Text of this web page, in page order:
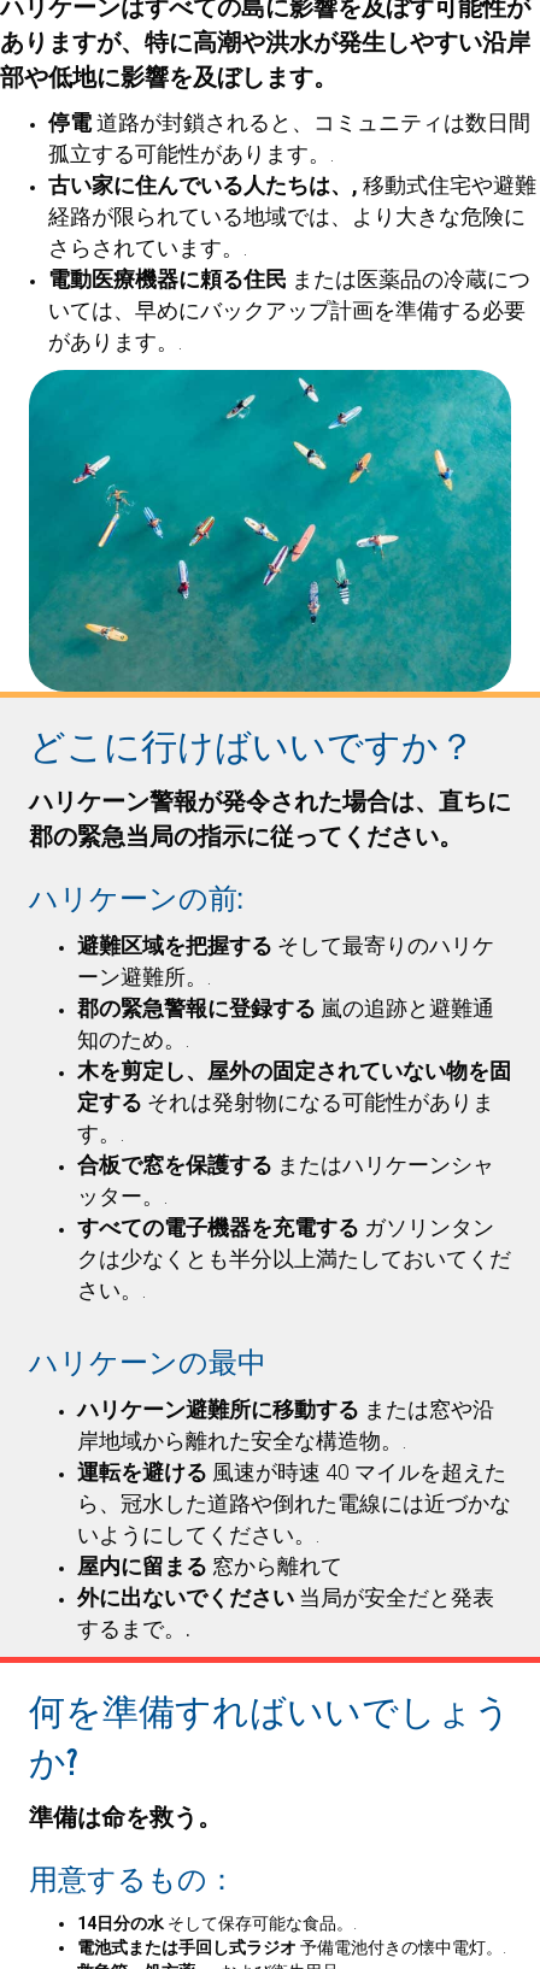
ハリケーンはすべての島に影響を及ぼす可能性が
ありますが、特に高潮や洪水が発生しやすい沿岸
部や低地に影響を及ぼします。
停電道路が封鎖されると、コミュニティは数日間
孤立する可能性があります。.
古い家に住んでいる人たちは、, 移動式住宅や避難
経路が限られている地域では、より大きな危険に
さらされています。.
電動医療機器に頼る住民 または医薬品の冷蔵につ
いては、早めにバックアップ計画を準備する必要
があります。.
どこに行けばいいですか？
ハリケーン警報が発令された場合は、直ちに
郡の緊急当局の指示に従ってください。
ハリケーンの前:
避難区域を把握する そして最寄りのハリケ
ーン避難所。.
郡の緊急警報に登録する 嵐の追跡と避難通
知のため。.
木を剪定し、屋外の固定されていない物を固
定する それは発射物になる可能性がありま
す。.
合板で窓を保護する またはハリケーンシャ
ッター。.
すべての電子機器を充電する ガソリンタン
クは少なくとも半分以上満たしておいてくだ
さい。.
ハリケーンの最中
ハリケーン避難所に移動する または窓や沿
岸地域から離れた安全な構造物。.
運転を避ける 風速が時速 40 マイルを超えた
ら、冠水した道路や倒れた電線には近づかな
いようにしてください。.
屋内に留まる 窓から離れて
外に出ないでください 当局が安全だと発表
するまで。.
何を準備すればいいでしょう
か?
準備は命を救う。
用意するもの：
14日分の水 そして保存可能な食品。.
電池式または手回し式ラジオ 予備電池付きの懐中電灯。.